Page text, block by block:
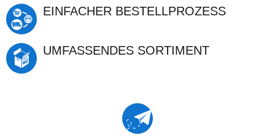
EINFACHER BESTELLPROZESS
UMFASSENDES SORTIMENT